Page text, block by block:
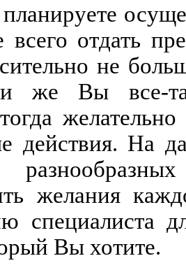
всего отдать
не
же Вы все-
действия. На
желания
специалиста
Вы хотите.